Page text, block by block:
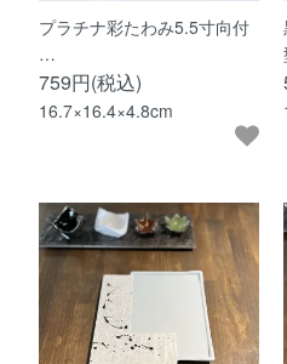
プラチナ彩たわみ5.5寸向付
…
759円(税込)
16.7×16.4×4.8cm